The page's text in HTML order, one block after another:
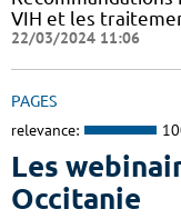
VIH et les
22/03/2024 11:06
PAGES
relevance:
Les
Occitanie